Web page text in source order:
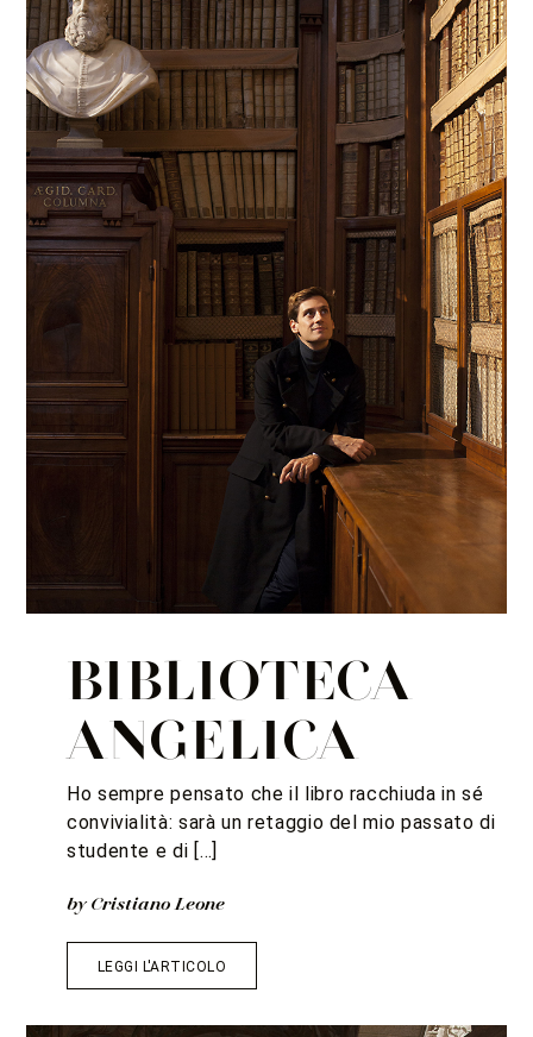
BIBLIOTECA
ANGELICA
Ho sempre pensato che il libro racchiuda in sé
convivialità: sarà un retaggio del mio passato di
studente e di […]
by Cristiano Leone
LEGGI L'ARTICOLO